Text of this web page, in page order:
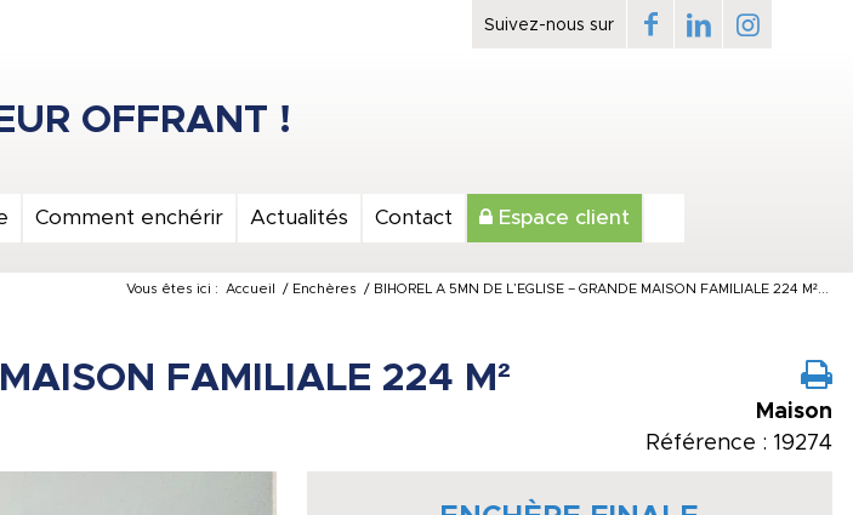
Comment enchérir Actualités Contact Espace client
Vous êtes ici : Accueil / Enchères / BIHOREL A 5MN DE L’EGLISE – GRANDE MAISON FAMILIALE 224 M²...
FAMILIALE 224 M²
Maison
Référence : 19274